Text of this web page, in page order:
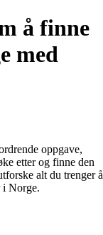
å finne
med
oppgave,
etter og finne den
alt du trenger å
i Norge.